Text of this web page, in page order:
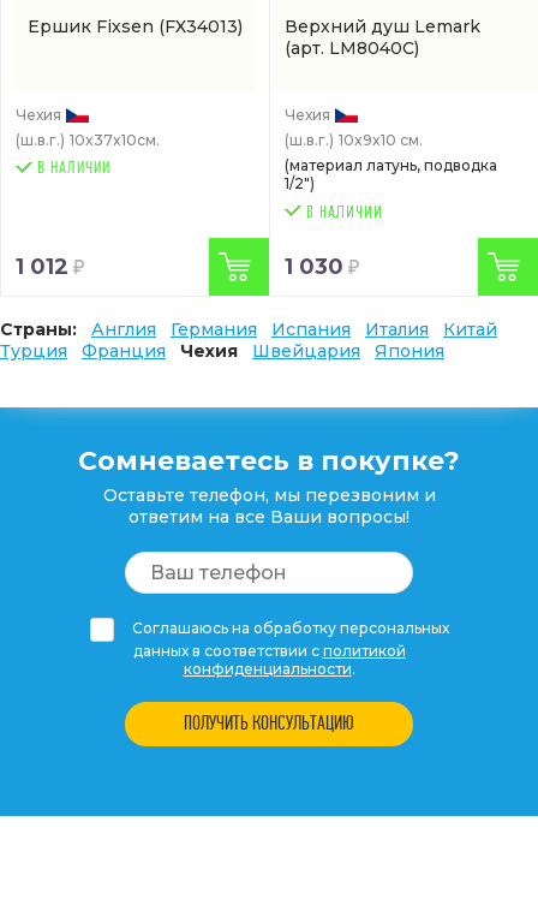
Ершик Fixsen (FX34013)
Чехия
(ш.в.г.) 10x37x10см.
В НАЛИЧИИ
1 012
Верхний душ Lemark
(арт. LM8040C)
Чехия
(ш.в.г.) 10x9x10 см.
(материал латунь, подводка
1/2")
1 030
Страны: Англия Германия Испания Италия
Китай
Турция
Франция Чехия Швейцария Япония
Сомневаетесь в покупке?
Оставьте телефон, мы перезвоним и
ответим на все Ваши вопросы!
Соглашаюсь на обработку персональных
данных в соответствии с политикой
конфиденциальности.
ПОЛУЧИТЬ КОНСУЛЬТАЦИЮ